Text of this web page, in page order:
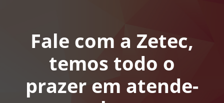
Fale com a Zetec,
temos todo o
prazer em atende-